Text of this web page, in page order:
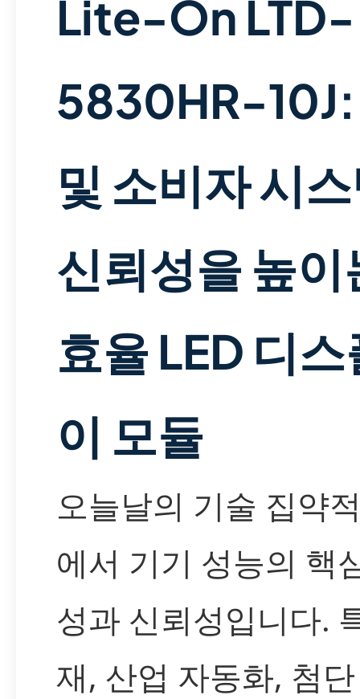
Lite-On LTD-
5830HR-10J:
및 소비자 시
신뢰성을 높이
효율 LED 디
이 모듈
오늘날의 기술 집약
에서 기기 성능의 핵
성과 신뢰성입니다.
재, 산업 자동화, 첨